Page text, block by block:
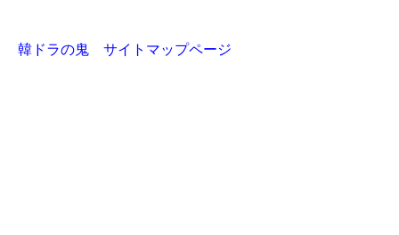
韓ドラの鬼 サイトマップページ